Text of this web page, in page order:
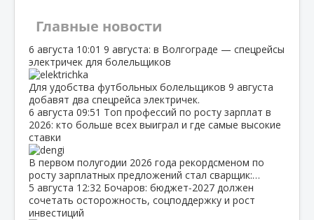
Главные новости
6 августа 10:01 9 августа: в Волгограде — спецрейсы
электричек для болельщиков
Для удобства футбольных болельщиков 9 августа
добавят два спецрейса электричек.
6 августа 09:51 Топ профессий по росту зарплат в
2026: кто больше всех выиграл и где самые высокие
ставки
В первом полугодии 2026 года рекордсменом по
росту зарплатных предложений стал сварщик:…
5 августа 12:32 Бочаров: бюджет‑2027 должен
сочетать осторожность, соцподдержку и рост
инвестиций